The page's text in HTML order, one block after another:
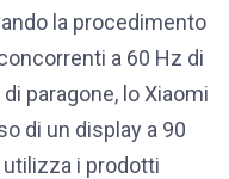
la procedimento
a 60 Hz di
paragone, lo Xiaomi
di un display a 90
utilizza i prodotti